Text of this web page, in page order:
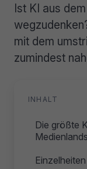
Ist KI aus
mit dem
zumindest
INHALT
Die größte